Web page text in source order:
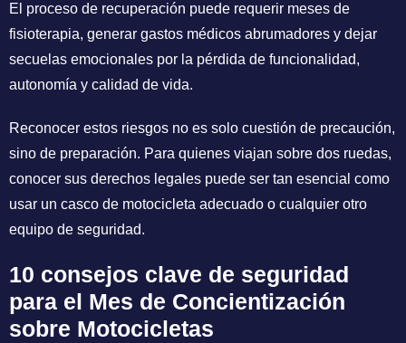
El proceso de recuperación puede requerir meses de
fisioterapia, generar gastos médicos abrumadores y dejar
secuelas emocionales por la pérdida de funcionalidad,
autonomía y calidad de vida.
Reconocer estos riesgos no es solo cuestión de precaución,
sino de preparación. Para quienes viajan sobre dos ruedas,
conocer sus derechos legales puede ser tan esencial como
usar un casco de motocicleta adecuado o cualquier otro
equipo de seguridad.
10 consejos clave de seguridad
para el Mes de Concientización
sobre Motocicletas